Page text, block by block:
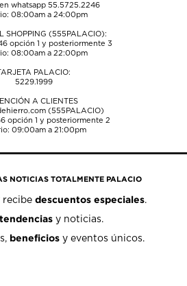
whatsapp 55.5725.2246
08:00am a 24:00pm
SHOPPING (555PALACIO):
opción 1 y posteriormente 3
08:00am a 22:00pm
PALACIO:
5229.1999
A CLIENTES
(555PALACIO)
opción 1 y posteriormente 2
09:00am a 21:00pm
NOTICIAS TOTALMENTE PALACIO
recibedescuentos especiales.
tendencias y noticias.
beneficios y eventos únicos.